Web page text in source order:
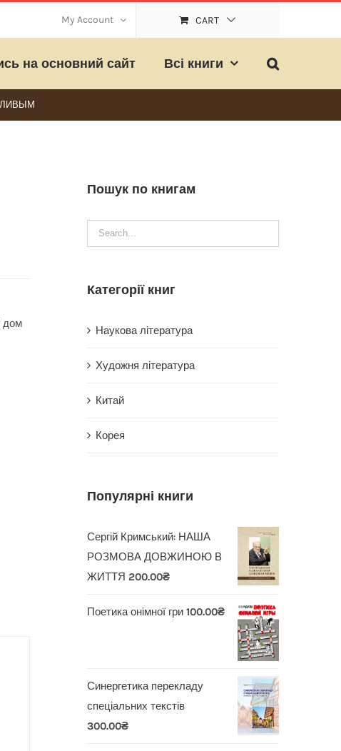
My Account CART
на основний сайт Всі книги
дом
Пошук по книгам
Категорії книг
Наукова література
Художня література
Китай
Корея
Популярні книги
Сергій Кримський: НАША
РОЗМОВА ДОВЖИНОЮ В
ЖИТТЯ 200.00₴
Поетика онімної гри 100.00₴
Синергетика перекладу
спеціальних текстів
300.00₴